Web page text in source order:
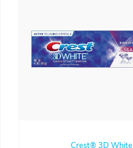
Crest® 3D White